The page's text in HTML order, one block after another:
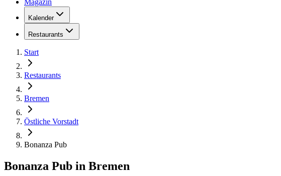
Magazin
Kalender
Restaurants
Start
Restaurants
Bremen
Östliche Vorstadt
Bonanza Pub
Bonanza Pub in Bremen